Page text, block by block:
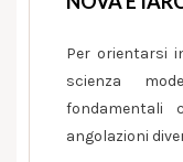
Per orientarsi
scienza
fondamentali
angolazioni